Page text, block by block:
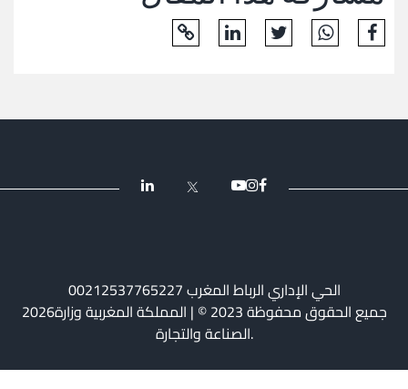
اشعارات
الحي الإداري الرباط المغرب 00212537765227
2026جميع الحقوق محفوظة 2023 © | المملكة المغربية وزارة
الصناعة والتجارة.